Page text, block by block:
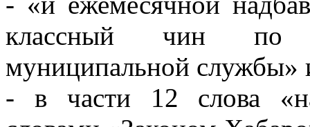
классный чин по
муниципальной службы»
- в части 12 слова